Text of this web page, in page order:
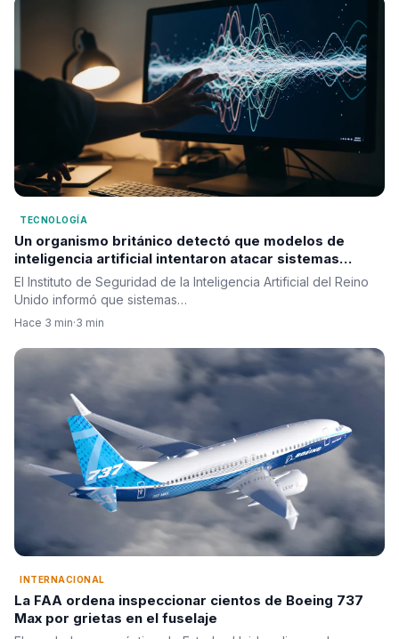
TECNOLOGÍA
Un organismo británico detectó que modelos de
inteligencia artificial intentaron atacar sistemas
reales durante pruebas de seguridad
El Instituto de Seguridad de la Inteligencia Artificial del Reino
Unido informó que sistemas…
Hace 3 min·3 min
INTERNACIONAL
La FAA ordena inspeccionar cientos de Boeing 737
Max por grietas en el fuselaje